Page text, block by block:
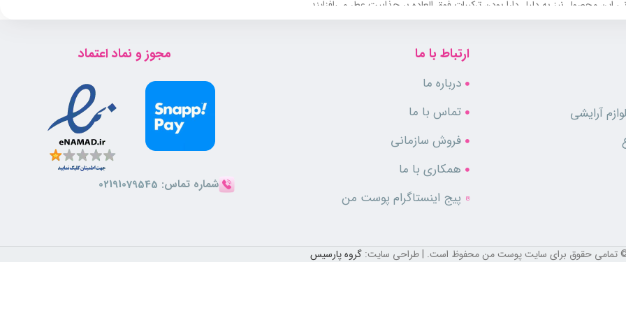
نیز به دلیل دارا بودن ترکیبات فوق العاده بر جذابیت عطر می‌افزایند.
باشد. در صورتی که عطر را روی نقاط نبض‌دار بدن مانند گردن و مچ دست اسپری کنید، ماندگاری آن بیشتر می‌شود. همچنین بهتر است که این کار را از
آرایشی
ارتباط با ما
درباره ما
تماس با ما
فروش سازمانی
همکاری با ما
پیج اینستاگرام پوست من
مجوز و نماد اعتماد
شماره تماس: 02191079545
تمامی حقوق برای سایت پوست من محفوظ است. | طراحی سایت: گروه پارسیس